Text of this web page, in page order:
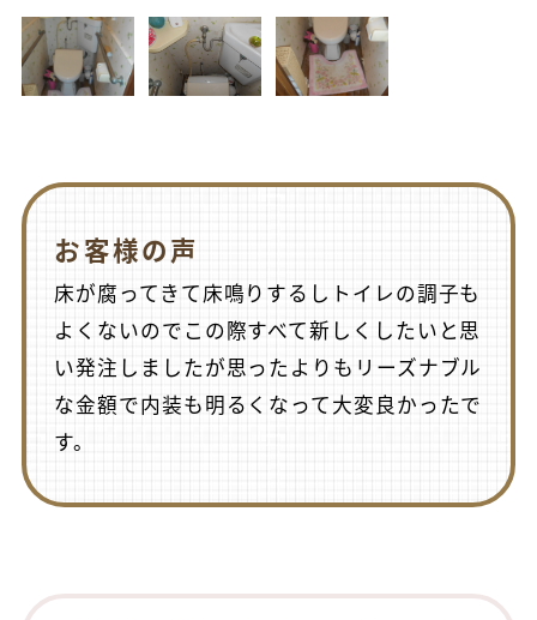
お客様の声
床が腐ってきて床鳴りするしトイレの調子も
よくないのでこの際すべて新しくしたいと思
い発注しましたが思ったよりもリーズナブル
な金額で内装も明るくなって大変良かったで
す。